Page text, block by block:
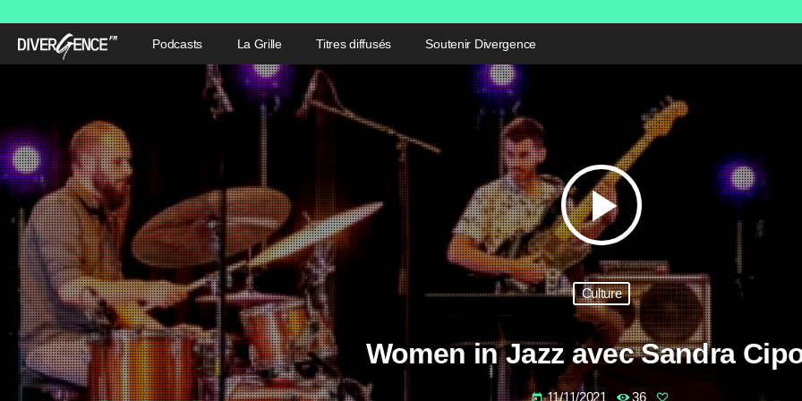
Podcasts La Grille Titres diffusés Soutenir Divergence
play_arrow
Culture
Women in Jazz avec Sandra
today 11/11/2021 36